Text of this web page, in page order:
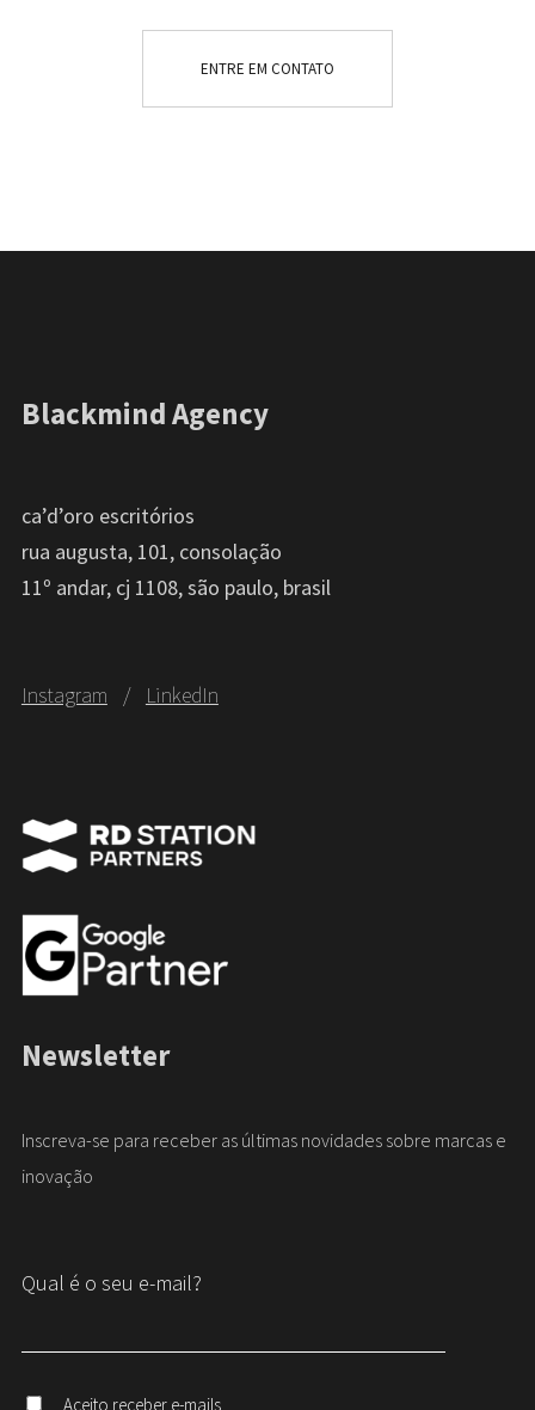
ENTRE EM CONTATO
Blackmind Agency
ca’d’oro escritórios
rua augusta, 101, consolação
11º andar, cj 1108, são paulo, brasil
Instagram / LinkedIn
Newsletter
Inscreva-se para receber as últimas novidades sobre marcas e
inovação
Qual é o seu e-mail?
Aceito receber e-mails